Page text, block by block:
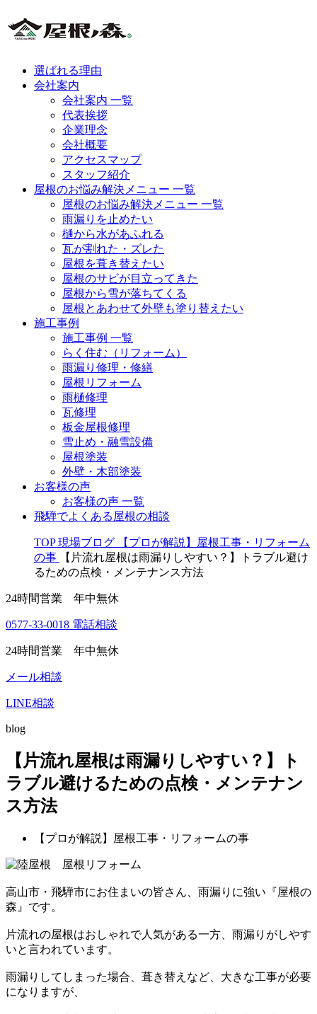
選ばれる理由
会社案内
会社案内 一覧
代表挨拶
企業理念
会社概要
アクセスマップ
スタッフ紹介
屋根のお悩み解決メニュー 一覧
屋根のお悩み解決メニュー 一覧
雨漏りを止めたい
樋から水があふれる
瓦が割れた・ズレた
屋根を葺き替えたい
屋根のサビが目立ってきた
屋根から雪が落ちてくる
屋根とあわせて外壁も塗り替えたい
施工事例
施工事例 一覧
らく住む（リフォーム）
雨漏り修理・修繕
屋根リフォーム
雨樋修理
瓦修理
板金屋根修理
雪止め・融雪設備
屋根塗装
外壁・木部塗装
お客様の声
お客様の声 一覧
飛騨でよくある屋根の相談
TOP 現場ブログ
【プロが解説】屋根工事・リフォーム
の事
【片流れ屋根は雨漏りしやすい？】トラブル避け
るための点検・メンテナンス方法
24時間営業 年中無休
0577-33-0018 電話相談
24時間営業 年中無休
メール相談
LINE相談
blog
【片流れ屋根は雨漏りしやすい？】ト
ラブル避けるための点検・メンテナン
ス方法
【プロが解説】屋根工事・リフォームの事
高山市・飛騨市にお住まいの皆さん、雨漏りに強い『屋根の
森』です。
片流れの屋根はおしゃれで人気がある一方、雨漏りがしやす
いと言われています。
雨漏りしてしまった場合、葺き替えなど、大きな工事が必要
になりますが、